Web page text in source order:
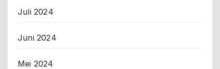
Juli 2024
Juni 2024
Mei 2024